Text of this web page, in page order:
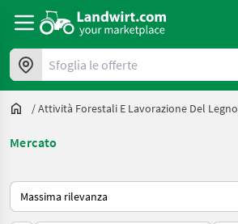
Sfoglia le offerte
/Attività Forestali E Lavorazione Del Legno
Mercato
Ecco come viene ordinato su Landwirt.com